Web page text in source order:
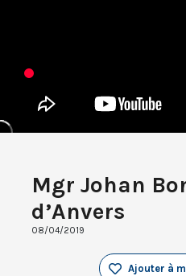
Mgr Johan
d’Anvers
08/04/2019
Ajouter à